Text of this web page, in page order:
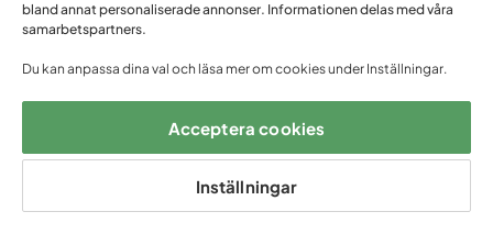
Om Trademax
Vi finns i flera länder
bland annat personaliserade annonser. Informationen delas med våra
samarbetspartners.
Du kan anpassa dina val och läsa mer om cookies under Inställningar.
Acceptera cookies
Inställningar